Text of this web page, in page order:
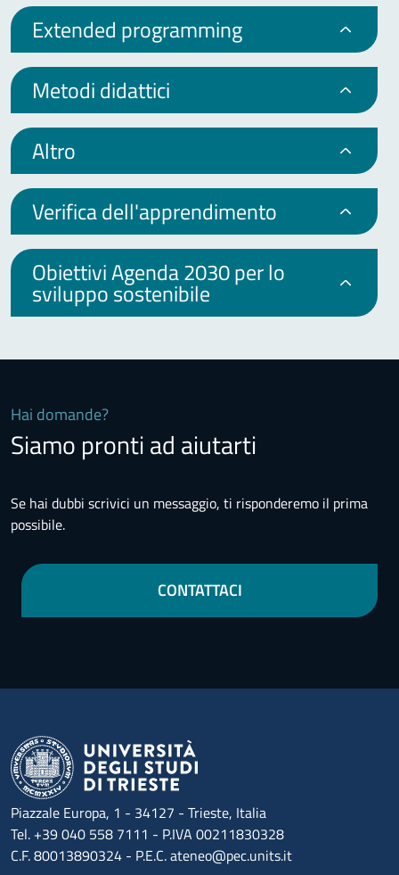
Extended programming
Metodi didattici
Altro
Verifica dell'apprendimento
Obiettivi Agenda 2030 per lo
sviluppo sostenibile
Hai domande?
Siamo pronti ad aiutarti
Se hai dubbi scrivici un messaggio, ti risponderemo il prima
possibile.
CONTATTACI
Piazzale Europa, 1 - 34127 - Trieste, Italia
Tel. +39 040 558 7111 - P.IVA 00211830328
C.F. 80013890324 - P.E.C. ateneo@pec.units.it